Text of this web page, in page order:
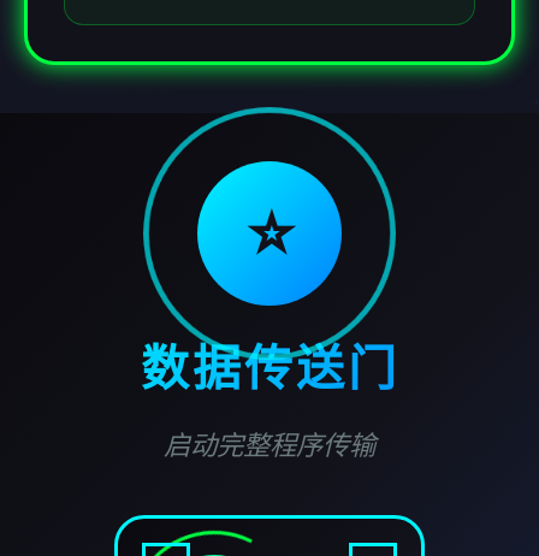
⭐
数据传送门
启动完整程序传输